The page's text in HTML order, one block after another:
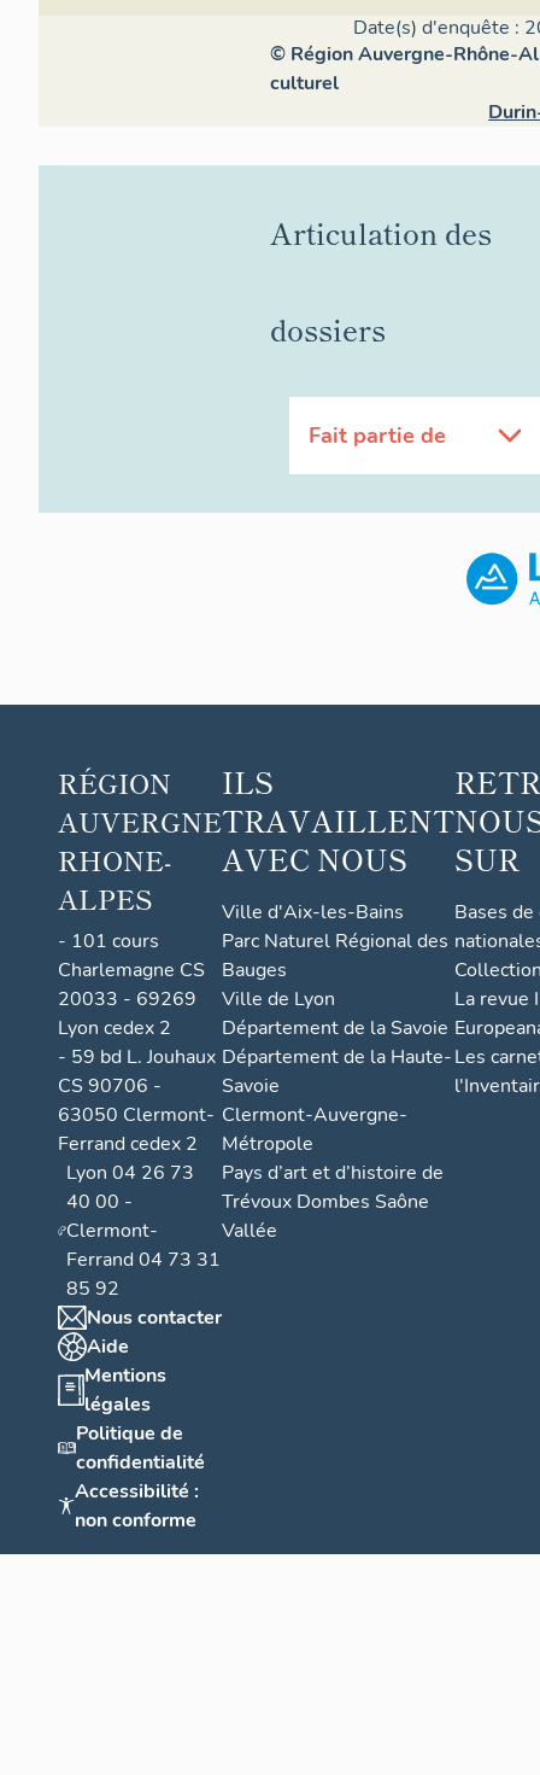
Date(s) d'enquête :
© Région Auvergne-Rhône-
culturel
Articulation des
dossiers
Fait partie de
RÉGION
AUVERGNE
RHONE-
ALPES
- 101 cours
Charlemagne CS
20033 - 69269
Lyon cedex 2
- 59 bd L. Jouhaux
CS 90706 -
63050 Clermont-
Ferrand cedex 2
Lyon 04 26 73
40 00 -
Clermont-
Ferrand 04 73 31
85 92
Nous contacter
Aide
Mentions
légales
Politique de
confidentialité
Accessibilité :
non conforme
ILS
TRAVAILLENT
AVEC NOUS
Ville d'Aix-les-Bains
Parc Naturel Régional des
Bauges
Ville de Lyon
Département de la Savoie
Département de la Haute-
Savoie
Clermont-Auvergne-
Métropole
Pays d’art et d’histoire de
Trévoux Dombes Saône
Vallée
SUR
Bases
La revue
Les